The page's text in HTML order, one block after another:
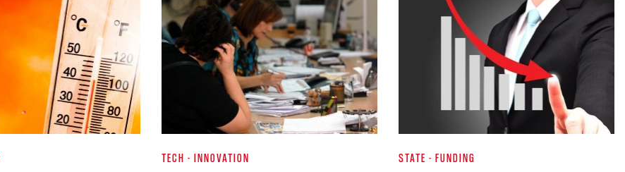
TECH - INNOVATION STATE - FUNDING